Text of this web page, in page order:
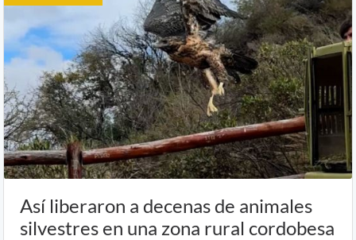
Así liberaron a decenas de animales
silvestres en una zona rural cordobesa